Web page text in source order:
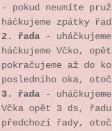
- pokud neumíte
háčkujeme zpátky
2. řada -
háčkujeme Včko,
pokračujeme až do
posledního oka,
3. řada -
Včka opět 3 ds,
předchozí řady,